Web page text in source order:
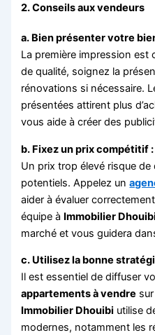
2.Conseils aux vendeurs
a. Bien présenter votre
La première impression est
de qualité, soignez la
rénovations si nécessaire.
présentées attirent plus
vous aide à créer des
b. Fixez un prix compétitif :
Un prix trop élevé risque
potentiels. Appelez un
aider à évaluer
équipe à Immobilier Dhouibi
marché et vous guidera
c. Utilisez la bonne
Il est essentiel de diffuser
appartements à vendre
Immobilier Dhouibi utilise
modernes, notamment les